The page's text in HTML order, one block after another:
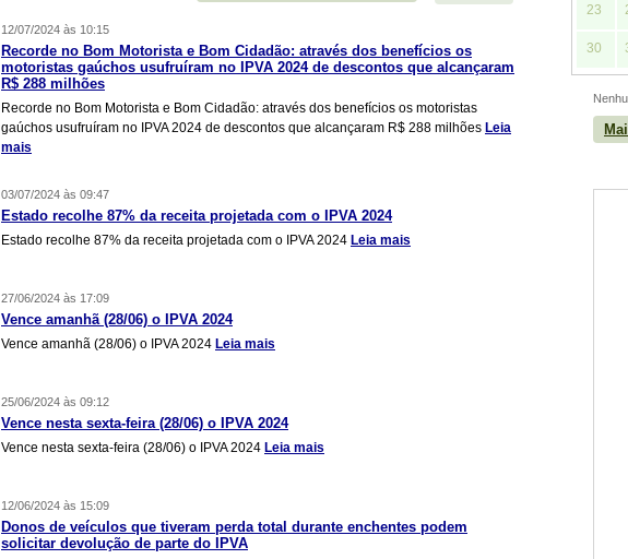
12/07/2024 às 10:15
Recorde no Bom Motorista e Bom Cidadão: através dos benefícios os
motoristas gaúchos usufruíram no IPVA 2024 de descontos que alcançaram
R$ 288 milhões
Recorde no Bom Motorista e Bom Cidadão: através dos benefícios os motoristas
gaúchos usufruíram no IPVA 2024 de descontos que alcançaram R$ 288 milhões Leia
mais
03/07/2024 às 09:47
Estado recolhe 87% da receita projetada com o IPVA 2024
Estado recolhe 87% da receita projetada com o IPVA 2024 Leia mais
27/06/2024 às 17:09
Vence amanhã (28/06) o IPVA 2024
Vence amanhã (28/06) o IPVA 2024 Leia mais
25/06/2024 às 09:12
Vence nesta sexta-feira (28/06) o IPVA 2024
Vence nesta sexta-feira (28/06) o IPVA 2024 Leia mais
12/06/2024 às 15:09
Donos de veículos que tiveram perda total durante enchentes podem
solicitar devolução de parte do IPVA
23
30